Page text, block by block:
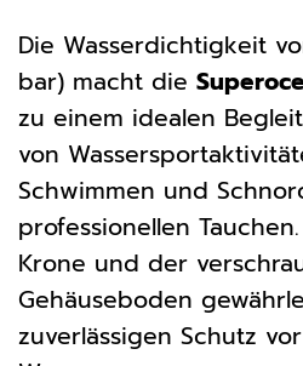
Die Wasserdichtigkeit
bar) macht die
zu einem idealen
von
Schwimmen und
professionellen
Krone und der
Gehäuseboden
zuverlässigen Schutz